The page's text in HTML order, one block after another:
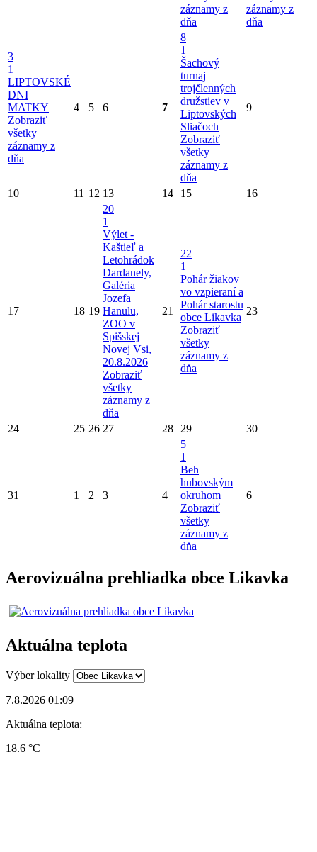
záznamy z
dňa
záznamy z
dňa
3
1
LIPTOVSKÉ
DNI
MATKY
Zobraziť
všetky
záznamy z
dňa
4 5 6 7
8
1
Šachový
turnaj
trojčlenných
družstiev v
Liptovských
Sliačoch
Zobraziť
všetky
záznamy z
dňa
9
10 11 12 13 14 15 16
17 18 19
20
1
Výlet -
Kaštieľ a
Letohrádok
Dardanely,
Galéria
Jozefa
Hanulu,
ZOO v
Spišskej
Novej Vsi,
20.8.2026
Zobraziť
všetky
záznamy z
dňa
21
22
1
Pohár žiakov
vo vzpieraní a
Pohár starostu
obce Likavka
Zobraziť
všetky
záznamy z
dňa
23
24 25 26 27 28 29 30
31 1 2 3 4
5
1
Beh
hubovským
okruhom
Zobraziť
všetky
záznamy z
dňa
6
Aerovizuálna prehliadka obce Likavka
Aktuálna teplota
Výber lokality
7.8.2026 01:09
Aktuálna teplota:
18.6 °C